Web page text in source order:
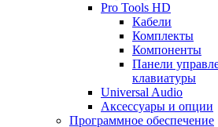
Pro Tools HD
Кабели
Комплекты
Компоненты
Панели
клавиатуры
Universal Audio
Аксессуары и опции
Программное обеспечение